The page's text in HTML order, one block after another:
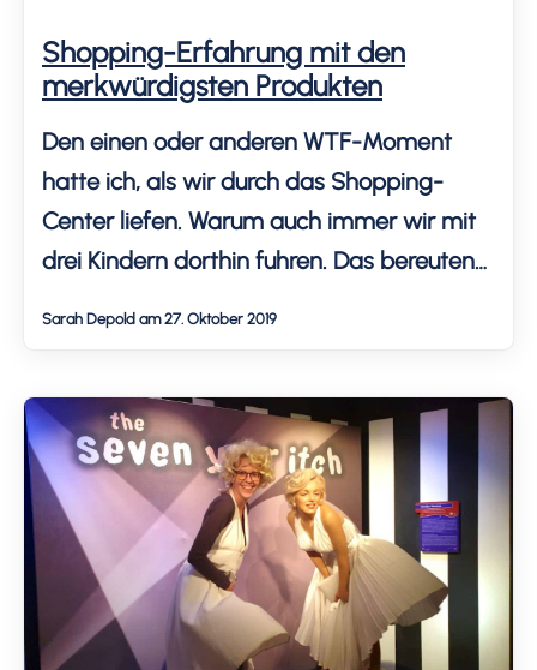
Shopping-Erfahrung mit den
merkwürdigsten Produkten
Den einen oder anderen WTF-Moment
hatte ich, als wir durch das Shopping-
Center liefen. Warum auch immer wir mit
drei Kindern dorthin fuhren. Das bereuten
Sarah Depold am 27. Oktober 2019